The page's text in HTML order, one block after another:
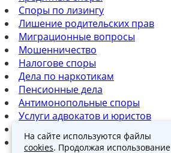
Споры по лизингу
Лишение родительских прав
Миграционные вопросы
Мошенничество
Налогове споры
Дела по наркотикам
Пенсионные дела
Антимонопольные споры
Услуги адвокатов и юристов
Споры по ДТП
На сайте используются файлы
cookies. Продолжая использование